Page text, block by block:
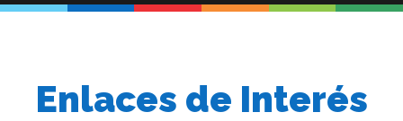
Enlaces de Interés